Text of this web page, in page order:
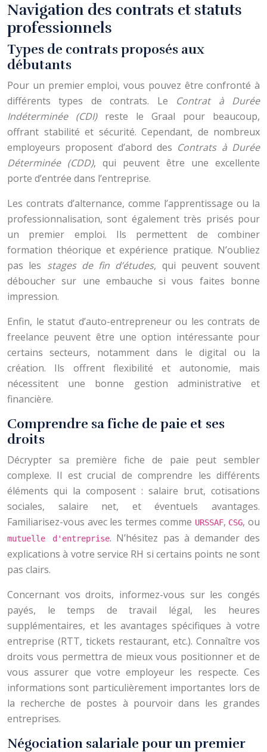
Navigation des contrats et statuts
professionnels
Types de contrats proposés aux
débutants
Pour un premier emploi, vous pouvez être confronté à
différents types de contrats. Le Contrat à Durée
Indéterminée (CDI)reste le Graal pour beaucoup,
offrant stabilité et sécurité. Cependant, de nombreux
employeurs proposent d’abord des Contrats à Durée
Déterminée (CDD), qui peuvent être une excellente
porte d’entrée dans l’entreprise.
Les contrats d’alternance, comme l’apprentissage ou la
professionnalisation, sont également très prisés pour
un premier emploi. Ils permettent de combiner
formation théorique et expérience pratique. N’oubliez
pas les stages de fin d’études, qui peuvent souvent
déboucher sur une embauche si vous faites bonne
impression.
Enfin, le statut d’auto-entrepreneur ou les contrats de
freelance peuvent être une option intéressante pour
certains secteurs, notamment dans le digital ou la
création. Ils offrent flexibilité et autonomie, mais
nécessitent une bonne gestion administrative et
financière.
Comprendre sa fiche de paie et ses
droits
Décrypter sa première fiche de paie peut sembler
complexe. Il est crucial de comprendre les différents
éléments qui la composent : salaire brut, cotisations
sociales, salaire net, et éventuels avantages.
Familiarisez-vous avec les termes comme URSSAF, CSG, ou
mutuelle d'entreprise. N’hésitez pas à demander des
explications à votre service RH si certains points ne sont
pas clairs.
Concernant vos droits, informez-vous sur les congés
payés, le temps de travail légal, les heures
supplémentaires, et les avantages spécifiques à votre
entreprise (RTT, tickets restaurant, etc.). Connaître vos
droits vous permettra de mieux vous positionner et de
vous assurer que votre employeur les respecte. Ces
informations sont particulièrement importantes lors de
la recherche de postes à pourvoir dans les grandes
entreprises.
Négociation salariale pour un premier